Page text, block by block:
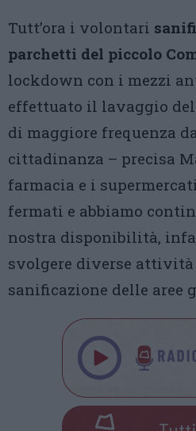
Tutt’ora i volontari
parchetti del piccolo
lockdown con i mezzi
effettuato il lavaggio
di maggiore frequenza
cittadinanza – precisa
farmacia e i
fermati e abbiamo
nostra disponibilità,
svolgere diverse attività
sanificazione delle aree